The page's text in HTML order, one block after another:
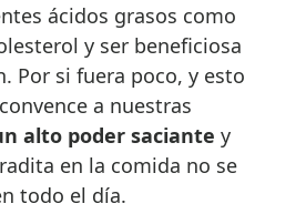
ácidos grasos como
y ser beneficiosa
Por si fuera poco, y esto
a nuestras
alto poder saciante y
en la comida no se
todo el día.